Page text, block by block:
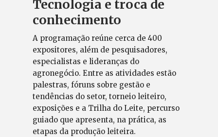
Tecnologia e troca de
conhecimento
A programação reúne cerca de 400
expositores, além de pesquisadores,
especialistas e lideranças do
agronegócio. Entre as atividades estão
palestras, fóruns sobre gestão e
tendências do setor, torneio leiteiro,
exposições e a Trilha do Leite, percurso
guiado que apresenta, na prática, as
etapas da produção leiteira.